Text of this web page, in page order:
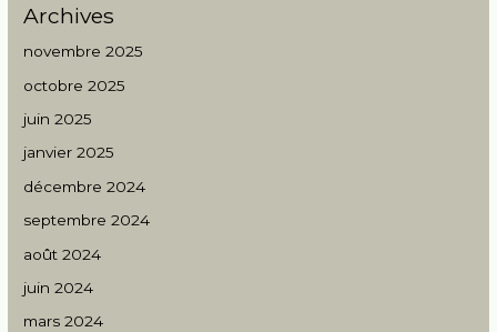
Archives
novembre 2025
octobre 2025
juin 2025
janvier 2025
décembre 2024
septembre 2024
août 2024
juin 2024
mars 2024